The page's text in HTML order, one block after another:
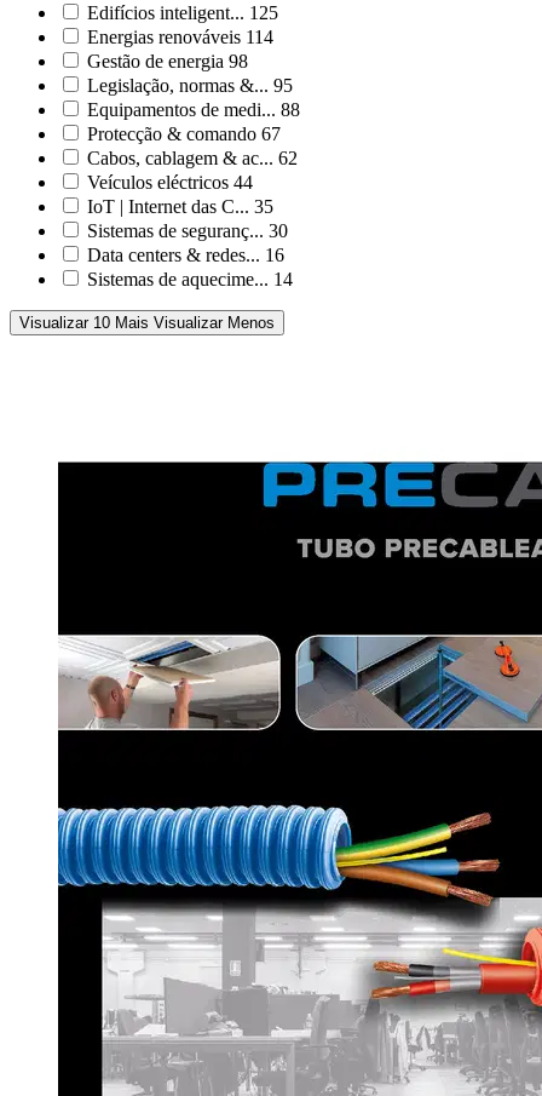
Edifícios inteligent... 125
Energias renováveis 114
Gestão de energia 98
Legislação, normas &... 95
Equipamentos de medi... 88
Protecção & comando 67
Cabos, cablagem & ac... 62
Veículos eléctricos 44
IoT | Internet das C... 35
Sistemas de seguranç... 30
Data centers & redes... 16
Sistemas de aquecime... 14
Visualizar 10 Mais Visualizar Menos